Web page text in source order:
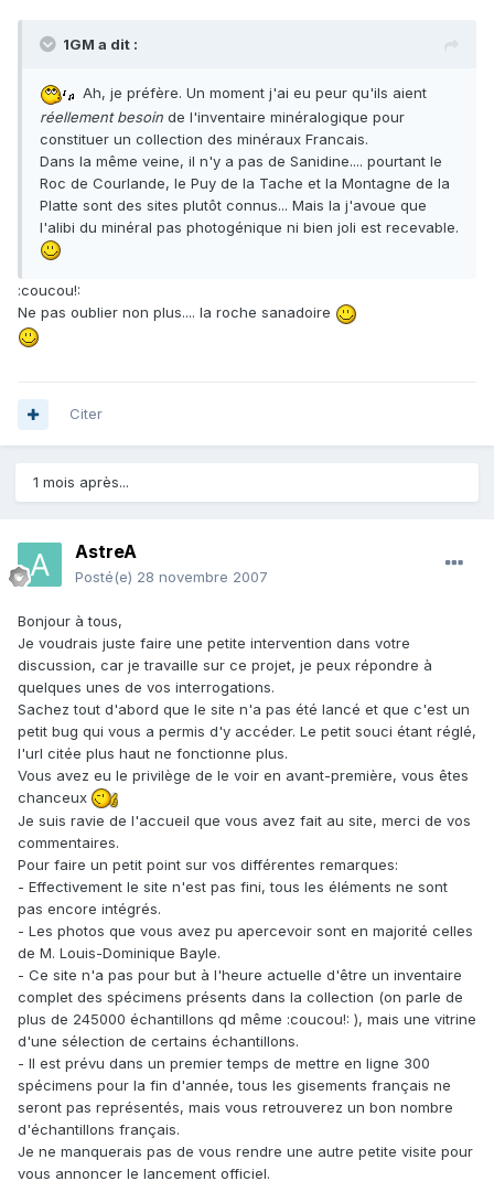
1GM a dit :
Ah, je préfère. Un moment j'ai eu peur qu'ils aient
réellement besoin de l'inventaire minéralogique pour
constituer un collection des minéraux Francais.
Dans la même veine, il n'y a pas de Sanidine.... pourtant le
Roc de Courlande, le Puy de la Tache et la Montagne de la
Platte sont des sites plutôt connus... Mais la j'avoue que
l'alibi du minéral pas photogénique ni bien joli est recevable.
:coucou!:
Ne pas oublier non plus.... la roche sanadoire
Citer
1 mois après...
AstreA
Posté(e) 28 novembre 2007
Bonjour à tous,
Je voudrais juste faire une petite intervention dans votre
discussion, car je travaille sur ce projet, je peux répondre à
quelques unes de vos interrogations.
Sachez tout d'abord que le site n'a pas été lancé et que c'est un
petit bug qui vous a permis d'y accéder. Le petit souci étant réglé,
l'url citée plus haut ne fonctionne plus.
Vous avez eu le privilège de le voir en avant-première, vous êtes
chanceux
Je suis ravie de l'accueil que vous avez fait au site, merci de vos
commentaires.
Pour faire un petit point sur vos différentes remarques:
- Effectivement le site n'est pas fini, tous les éléments ne sont
pas encore intégrés.
- Les photos que vous avez pu apercevoir sont en majorité celles
de M. Louis-Dominique Bayle.
- Ce site n'a pas pour but à l'heure actuelle d'être un inventaire
complet des spécimens présents dans la collection (on parle de
plus de 245000 échantillons qd même :coucou!: ), mais une vitrine
d'une sélection de certains échantillons.
- Il est prévu dans un premier temps de mettre en ligne 300
spécimens pour la fin d'année, tous les gisements français ne
seront pas représentés, mais vous retrouverez un bon nombre
d'échantillons français.
Je ne manquerais pas de vous rendre une autre petite visite pour
vous annoncer le lancement officiel.